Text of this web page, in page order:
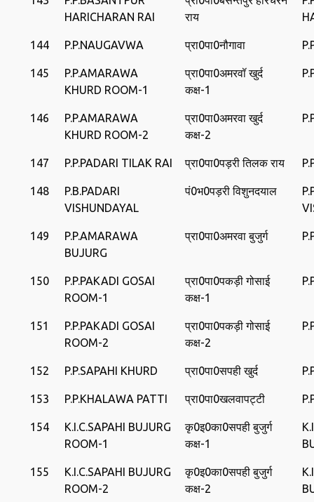
HARICHARAN RAI
राय
144 P.P.NAUGAVWA प्रा0पा0नौगावा
145
P.P.AMARAWA
KHURD ROOM-1
प्रा0पा0अमरवॉ खुर्द
कक्ष-1
146
P.P.AMARAWA
KHURD ROOM-2
प्रा0पा0अमरवा खुर्द
कक्ष-2
147 P.P.PADARI TILAK RAI प्रा0पा0पड़री तिलक राय
148
P.B.PADARI
VISHUNDAYAL
पं0भ0पड़री विशुनदयाल
149
P.P.AMARAWA
BUJURG
प्रा0पा0अमरवा बुजुर्ग
150
P.P.PAKADI GOSAI
ROOM-1
प्रा0पा0पकड़ी गोसाई
कक्ष-1
151
P.P.PAKADI GOSAI
ROOM-2
प्रा0पा0पकड़ी गोसाई
कक्ष-2
152 P.P.SAPAHI KHURD प्रा0पा0सपही खुर्द
153 P.P.KHALAWA PATTI प्रा0पा0खलवापट्टी
154
K.I.C.SAPAHI BUJURG
ROOM-1
कृ0इ0का0सपही बुजुर्ग
कक्ष-1
155
K.I.C.SAPAHI BUJURG
ROOM-2
कृ0इ0का0सपही बुजुर्ग
कक्ष-2